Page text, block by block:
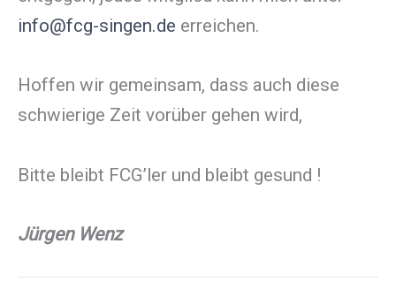
info@fcg-singen.de erreichen.
Hoffen wir gemeinsam, dass auch diese
schwierige Zeit vorüber gehen wird,
Bitte bleibt FCG’ler und bleibt gesund !
Jürgen Wenz